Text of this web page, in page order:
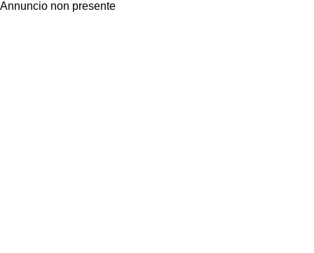
Annuncio non presente